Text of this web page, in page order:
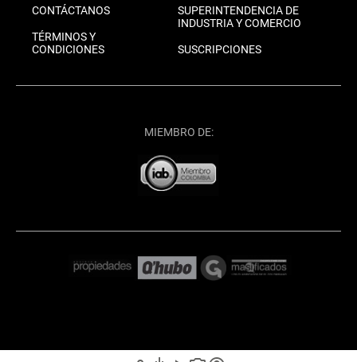
CONTÁCTANOS
TÉRMINOS Y
CONDICIONES
SUPERINTENDENCIA DE
INDUSTRIA Y COMERCIO
SUSCRIPCIONES
MIEMBRO DE: